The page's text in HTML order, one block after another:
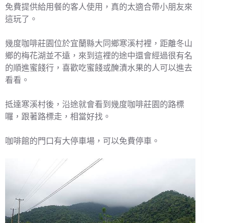
免費提供給用餐的客人使用，真的太適合帶小朋友來
這玩了。
幾度咖啡莊園位於宜蘭縣大同鄉寒溪村裡，距離冬山
鄉的梅花湖並不遠，來到這裡的途中還會經過很有名
的順進蜜餞行，喜歡吃蜜餞或醃漬水果的人可以進去
看看。
抵達寒溪村後，沿途就會看到幾度咖啡莊園的路標
囉，跟著路標走，相當好找。
咖啡館的門口有大停車場，可以免費停車。